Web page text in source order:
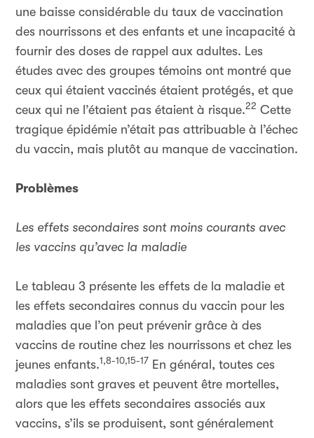
une baisse considérable du taux de vaccination
des nourrissons et des enfants et une incapacité à
fournir des doses de rappel aux adultes. Les
études avec des groupes témoins ont montré que
ceux qui étaient vaccinés étaient protégés, et que
ceux qui ne l’étaient pas étaient à risque.22 Cette
tragique épidémie n’était pas attribuable à l’échec
du vaccin, mais plutôt au manque de vaccination.
Problèmes
Les effets secondaires sont moins courants avec
les vaccins qu’avec la maladie
Le tableau 3 présente les effets de la maladie et
les effets secondaires connus du vaccin pour les
maladies que l’on peut prévenir grâce à des
vaccins de routine chez les nourrissons et chez les
jeunes enfants.1,8-10,15-17 En général, toutes ces
maladies sont graves et peuvent être mortelles,
alors que les effets secondaires associés aux
vaccins, s’ils se produisent, sont généralement